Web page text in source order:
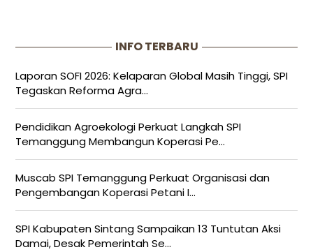
INFO TERBARU
Laporan SOFI 2026: Kelaparan Global Masih Tinggi, SPI
Tegaskan Reforma Agra...
Pendidikan Agroekologi Perkuat Langkah SPI
Temanggung Membangun Koperasi Pe...
Muscab SPI Temanggung Perkuat Organisasi dan
Pengembangan Koperasi Petani I...
SPI Kabupaten Sintang Sampaikan 13 Tuntutan Aksi
Damai, Desak Pemerintah Se...